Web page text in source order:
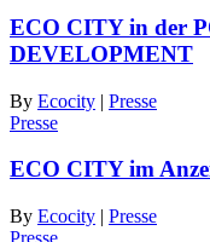
ECO CITY in der
DEVELOPMENT
By Ecocity | Presse
Presse
ECO CITY im
By Ecocity | Presse